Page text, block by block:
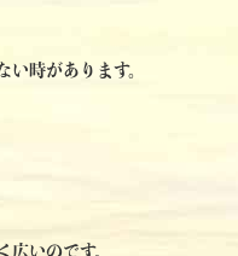
時があります。
いのです。